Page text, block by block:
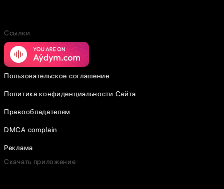
Ссылки
Пользовательское соглашение
Политика конфиденциальности Сайта
Правообладателям
DMCA complain
Реклама
Скачать приложение